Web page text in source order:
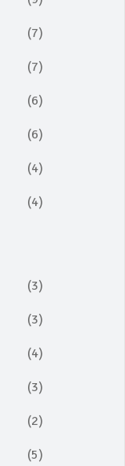
(7)
(7)
(6)
(6)
(4)
(4)
(3)
(3)
(4)
(3)
(2)
(5)